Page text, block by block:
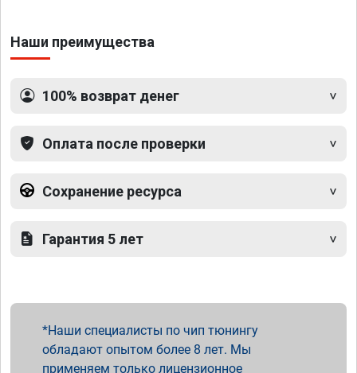
Наши преимущества
100% возврат денег
Оплата после проверки
Сохранение ресурса
Гарантия 5 лет
Наши специалисты по чип тюнингу
обладают опытом более 8 лет. Мы
применяем только лицензионное